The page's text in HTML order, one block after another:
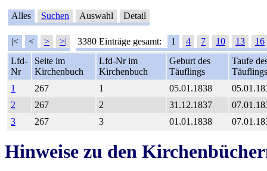
Alles Suchen Auswahl Detail
|< < > >| 3380 Einträge gesamt: 1 4 7 10 13
16
Lfd-
Nr
Seite im
Kirchenbuch
Lfd-Nr im
Kirchenbuch
Geburt des
Täuflings
Taufe
Täuflings
1
267 1 05.01.1838
2
267 2 31.12.1837
3
267 3 01.01.1838
Hinweise zu den